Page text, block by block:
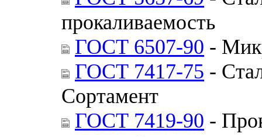
прокаливаемость
ГОСТ 6507-90 -
ГОСТ 7417-75 -
Сортамент
ГОСТ 7419-90 -